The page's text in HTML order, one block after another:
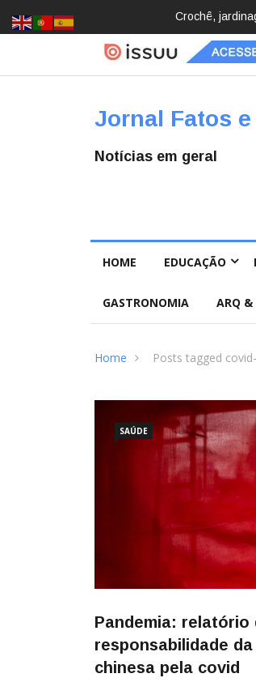
Brasil registra
Jornal Fatos
Notícias em geral
HOME EDUCAÇÃO
GASTRONOMIA ARQ &
Home Posts tagged
SAÚDE
Pandemia: relatório
responsabilidade
chinesa pela covid